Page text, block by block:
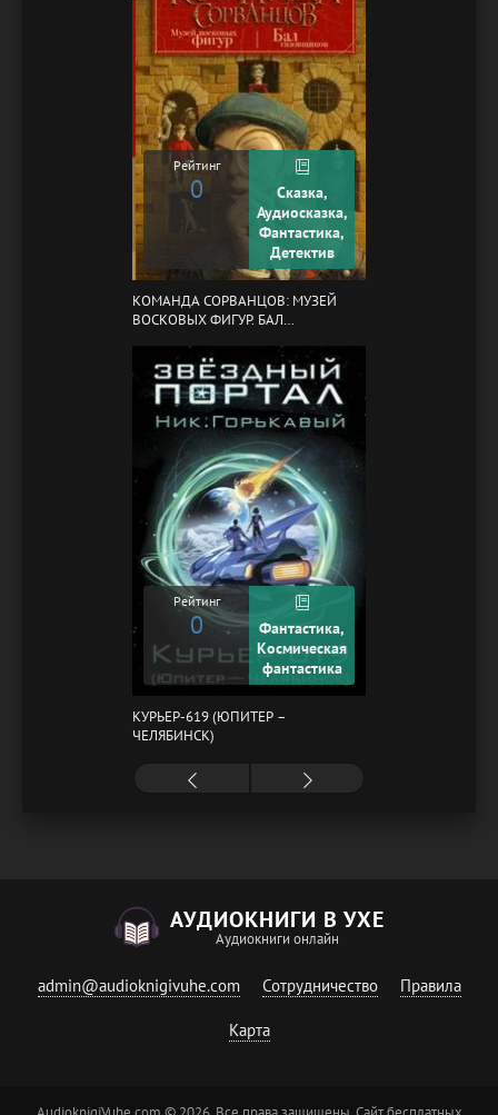
Рейтинг
0
Сказка,
Аудиосказка,
Фантастика,
Детектив
КОМАНДА СОРВАНЦОВ: МУЗЕЙ
ВОСКОВЫХ ФИГУР. БАЛ
Рейтинг
0
Фантастика,
Космическая
фантастика
КУРЬЕР-619 (ЮПИТЕР –
ЧЕЛЯБИНСК)
АУДИОКНИГИ В УХЕ
Аудиокниги онлайн
admin@audioknigivuhe.com Сотрудничество Правила
Карта